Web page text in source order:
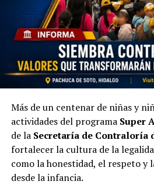
Más de un centenar de niñas y
actividades del programa Super
de la Secretaría de Contraloría
fortalecer la cultura de la
como la honestidad, el respeto y
desde la infancia.